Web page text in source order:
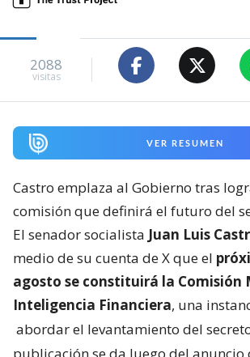
2088
visitas
VER RESUMEN
Castro emplaza al Gobierno tras
comisión que definirá el futuro del
El senador socialista Juan Luis
medio de su cuenta de X que el
agosto se constituirá la Comisión
Inteligencia Financiera, una
abordar el levantamiento del